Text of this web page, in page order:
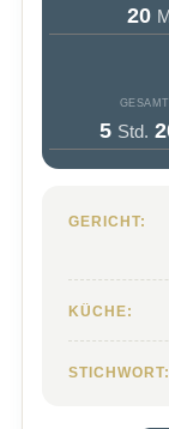
20
5 Std.
GERICHT:
KÜCHE:
STICHWORT: